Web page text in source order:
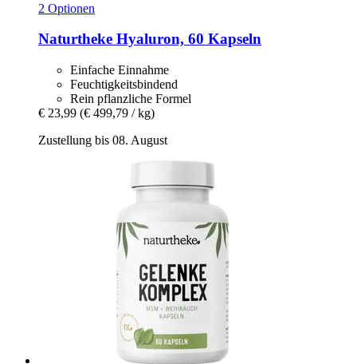
2 Optionen
Naturtheke Hyaluron, 60 Kapseln
Einfache Einnahme
Feuchtigkeitsbindend
Rein pflanzliche Formel
€ 23,99 (€ 499,79 / kg)
Zustellung bis 08. August